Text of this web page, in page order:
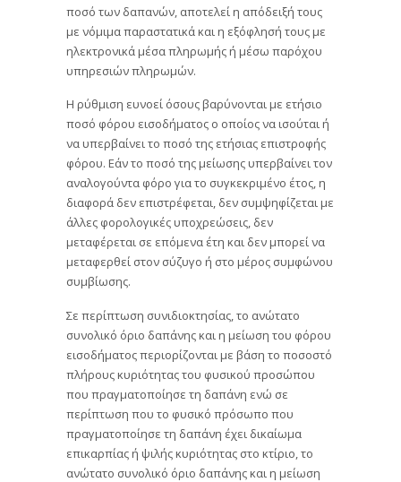
ποσό των δαπανών, αποτελεί η απόδειξή τους
με νόμιμα παραστατικά και η εξόφλησή τους με
ηλεκτρονικά μέσα πληρωμής ή μέσω παρόχου
υπηρεσιών πληρωμών.
Η ρύθμιση ευνοεί όσους βαρύνονται με ετήσιο
ποσό φόρου εισοδήματος ο οποίος να ισούται ή
να υπερβαίνει το ποσό της ετήσιας επιστροφής
φόρου. Εάν το ποσό της μείωσης υπερβαίνει τον
αναλογούντα φόρο για το συγκεκριμένο έτος, η
διαφορά δεν επιστρέφεται, δεν συμψηφίζεται με
άλλες φορολογικές υποχρεώσεις, δεν
μεταφέρεται σε επόμενα έτη και δεν μπορεί να
μεταφερθεί στον σύζυγο ή στο μέρος συμφώνου
συμβίωσης.
Σε περίπτωση συνιδιοκτησίας, το ανώτατο
συνολικό όριο δαπάνης και η μείωση του φόρου
εισοδήματος περιορίζονται με βάση το ποσοστό
πλήρους κυριότητας του φυσικού προσώπου
που πραγματοποίησε τη δαπάνη ενώ σε
περίπτωση που το φυσικό πρόσωπο που
πραγματοποίησε τη δαπάνη έχει δικαίωμα
επικαρπίας ή ψιλής κυριότητας στο κτίριο, το
ανώτατο συνολικό όριο δαπάνης και η μείωση